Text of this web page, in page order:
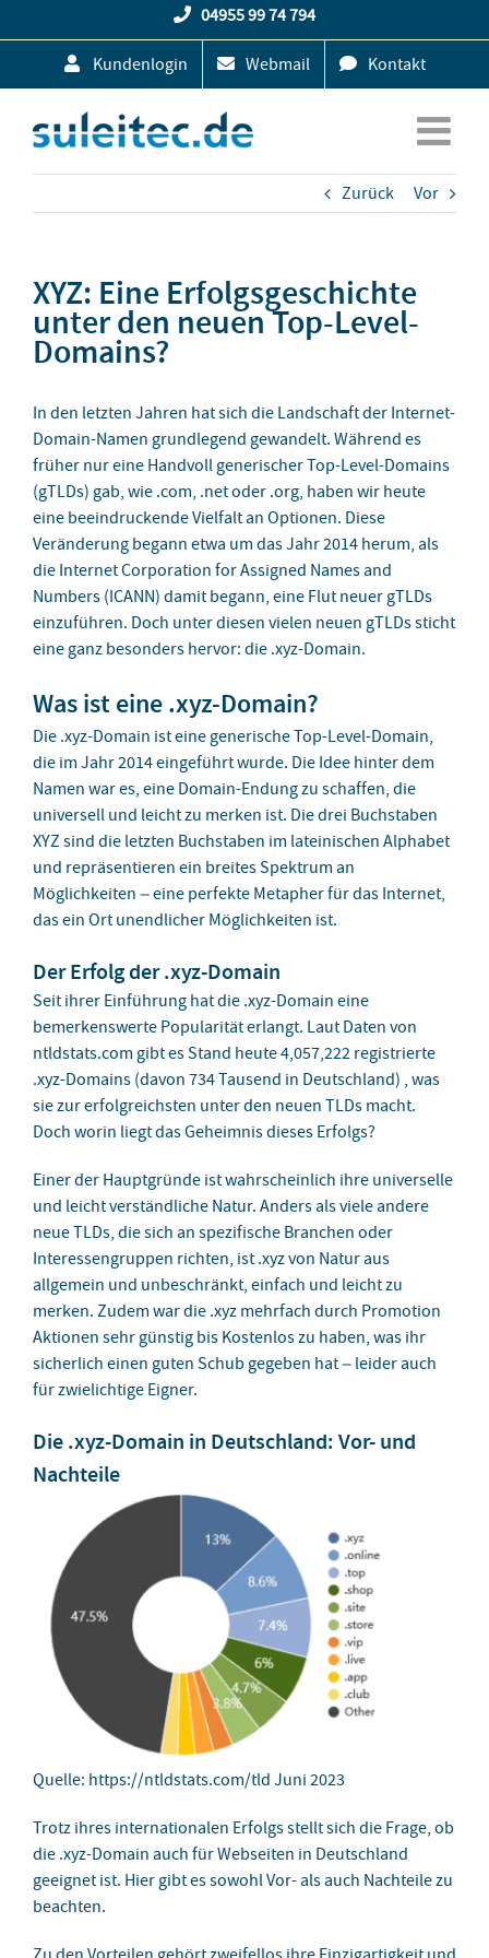
Inhalt
04955 99 74 794
Kundenlogin Webmail Kontakt
Zurück Vor
XYZ: Eine Erfolgsgeschichte
unter den neuen Top-Level-
Domains?
In den letzten Jahren hat sich die Landschaft der Internet-
Domain-Namen grundlegend gewandelt. Während es
früher nur eine Handvoll generischer Top-Level-Domains
(gTLDs) gab, wie .com, .net oder .org, haben wir heute
eine beeindruckende Vielfalt an Optionen. Diese
Veränderung begann etwa um das Jahr 2014 herum, als
die Internet Corporation for Assigned Names and
Numbers (ICANN) damit begann, eine Flut neuer gTLDs
einzuführen. Doch unter diesen vielen neuen gTLDs sticht
eine ganz besonders hervor: die .xyz-Domain.
Was ist eine .xyz-Domain?
Die .xyz-Domain ist eine generische Top-Level-Domain,
die im Jahr 2014 eingeführt wurde. Die Idee hinter dem
Namen war es, eine Domain-Endung zu schaffen, die
universell und leicht zu merken ist. Die drei Buchstaben
XYZ sind die letzten Buchstaben im lateinischen Alphabet
und repräsentieren ein breites Spektrum an
Möglichkeiten – eine perfekte Metapher für das Internet,
das ein Ort unendlicher Möglichkeiten ist.
Der Erfolg der .xyz-Domain
Seit ihrer Einführung hat die .xyz-Domain eine
bemerkenswerte Popularität erlangt. Laut Daten von
ntldstats.com gibt es Stand heute 4,057,222 registrierte
.xyz-Domains (davon 734 Tausend in Deutschland) , was
sie zur erfolgreichsten unter den neuen TLDs macht.
Doch worin liegt das Geheimnis dieses Erfolgs?
Einer der Hauptgründe ist wahrscheinlich ihre universelle
und leicht verständliche Natur. Anders als viele andere
neue TLDs, die sich an spezifische Branchen oder
Interessengruppen richten, ist .xyz von Natur aus
allgemein und unbeschränkt, einfach und leicht zu
merken. Zudem war die .xyz mehrfach durch Promotion
Aktionen sehr günstig bis Kostenlos zu haben, was ihr
sicherlich einen guten Schub gegeben hat – leider auch
für zwielichtige Eigner.
Die .xyz-Domain in Deutschland: Vor- und
Nachteile
Quelle: https://ntldstats.com/tld Juni 2023
Trotz ihres internationalen Erfolgs stellt sich die Frage, ob
die .xyz-Domain auch für Webseiten in Deutschland
geeignet ist. Hier gibt es sowohl Vor- als auch Nachteile zu
beachten.